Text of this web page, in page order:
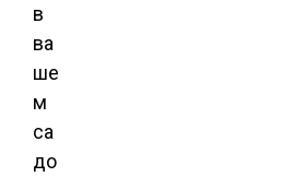
в
ва
ше
м
са
до